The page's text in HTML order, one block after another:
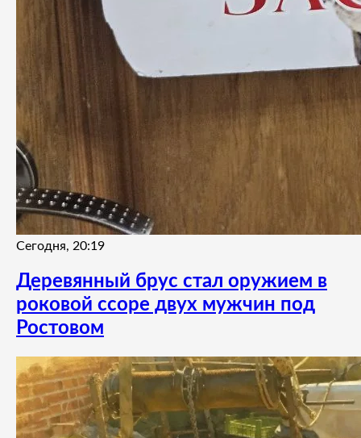
Сегодня, 20:19
Деревянный брус стал оружием в
роковой ссоре двух мужчин под
Ростовом